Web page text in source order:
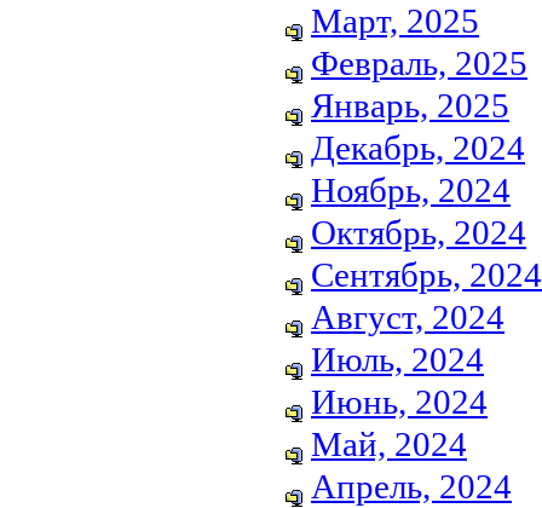
Март, 2025
Февраль, 2025
Январь, 2025
Декабрь, 2024
Ноябрь, 2024
Октябрь, 2024
Сентябрь, 2024
Август, 2024
Июль, 2024
Июнь, 2024
Май, 2024
Апрель, 2024